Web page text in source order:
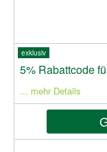
5% Rabattcode
exklusiv
... mehr Details